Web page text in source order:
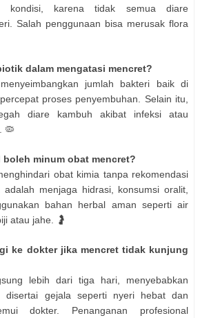
kondisi, karena tidak semua diare
Salah penggunaan bisa merusak flora
dalam mengatasi mencret?
jumlah bakteri baik di
proses penyembuhan. Selain itu,
diare kambuh akibat infeksi atau
🦠
boleh minum obat mencret?
obat kimia tanpa rekomendasi
adalah menjaga hidrasi, konsumsi oralit,
bahan herbal aman seperti air
atau jahe. 🤰
ke dokter jika mencret tidak kunjung
lebih dari tiga hari, menyebabkan
disertai gejala seperti nyeri hebat dan
dokter. Penanganan profesional